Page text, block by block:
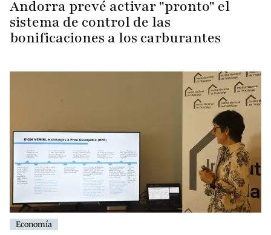
Andorra prevé activar "pronto" el
sistema de control de las
bonificaciones a los carburantes
Economía